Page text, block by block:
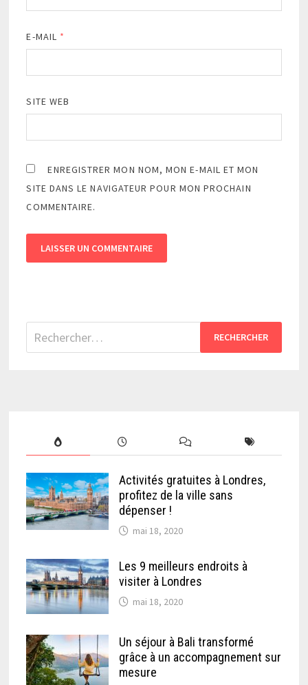
E-MAIL *
SITE WEB
ENREGISTRER MON NOM, MON E-MAIL ET MON
SITE DANS LE NAVIGATEUR POUR MON PROCHAIN
COMMENTAIRE.
Rechercher :
Activités gratuites à Londres,
profitez de la ville sans
dépenser !
mai 18, 2020
Les 9 meilleurs endroits à
visiter à Londres
mai 18, 2020
Un séjour à Bali transformé
grâce à un accompagnement sur
mesure